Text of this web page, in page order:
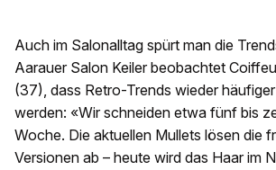
Auch im Salonalltag spürt man die
Aarauer Salon Keiler beobachtet
(37), dass Retro-Trends wieder
werden: «Wir schneiden etwa fünf bis
Woche. Die aktuellen Mullets lösen die
Versionen ab – heute wird das Haar im